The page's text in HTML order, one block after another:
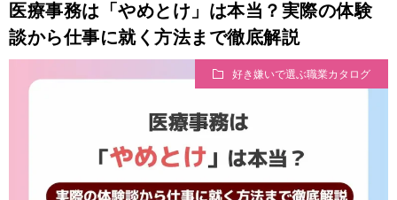
医療事務は「やめとけ」は本当？実際の体験
談から仕事に就く方法まで徹底解説
好き嫌いで選ぶ職業カタログ